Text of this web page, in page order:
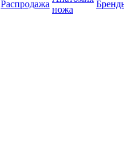
Распродажа
ножа